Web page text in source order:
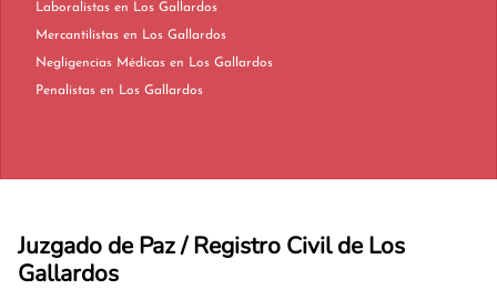
Laboralistas en Los Gallardos
Mercantilistas en Los Gallardos
Negligencias Médicas en Los Gallardos
Penalistas en Los Gallardos
Juzgado de Paz / Registro Civil de Los
Gallardos